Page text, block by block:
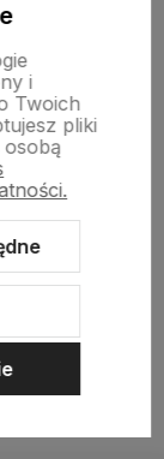
Modern 3.0™
i
Twoich
pliki
osobą